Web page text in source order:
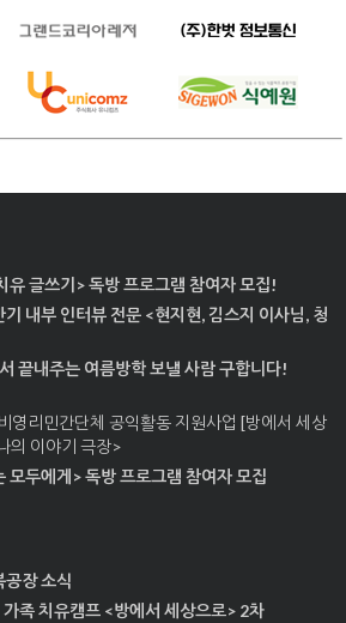
유 글쓰기> 독방 프로그램 참여자 모집!
내부 인터뷰 전문 <현지현, 김스지 이사님, 청
끝내주는 여름방학 보낼 사람 구합니다!
영리민간단체 공익활동 지원사업 [방에서 세상
의 이야기 극장>
모두에게> 독방 프로그램 참여자 모집
장 소식
족 치유캠프 <방에서 세상으로> 2차